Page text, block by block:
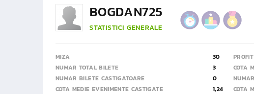
BOGDAN725
STATISTICI GENERALE
MIZA 30 PROFIT
NUMAR TOTAL BILETE
3 COTA
NUMAR BILETE CASTIGATOARE
0
COTA MEDIE EVENIMENTE CASTIGATE
1,24 COTA